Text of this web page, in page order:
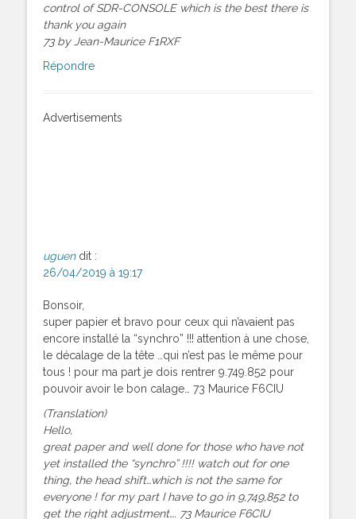
control of SDR-CONSOLE which is the best there is
thank you again
73 by Jean-Maurice F1RXF
Répondre
Advertisements
uguen dit :
26/04/2019 à 19:17
Bonsoir,
super papier et bravo pour ceux qui n’avaient pas
encore installé la “synchro” !!! attention à une chose,
le décalage de la tête …qui n’est pas le même pour
tous ! pour ma part je dois rentrer 9.749.852 pour
pouvoir avoir le bon calage… 73 Maurice F6CIU
(Translation)
Hello,
great paper and well done for those who have not
yet installed the “synchro” !!!! watch out for one
thing, the head shift…which is not the same for
everyone ! for my part I have to go in 9,749,852 to
get the right adjustment…. 73 Maurice F6CIU